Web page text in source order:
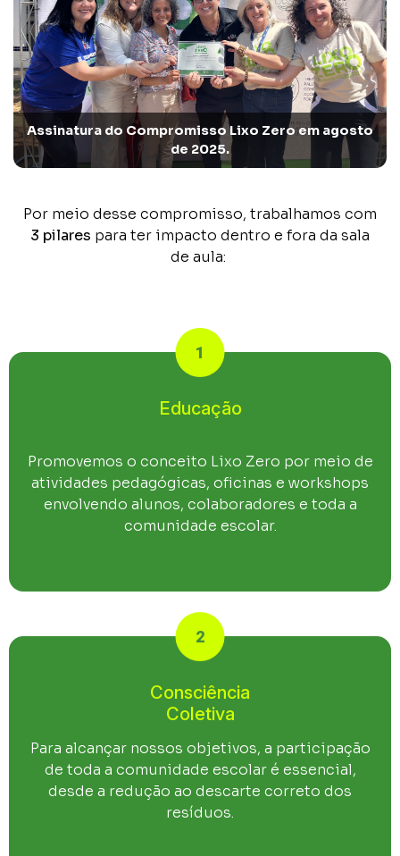
Assinatura do Compromisso Lixo Zero em agosto
de 2025.
Por meio desse compromisso, trabalhamos com
3 pilares para ter impacto dentro e fora da sala
de aula:
1
Educação
Promovemos o conceito Lixo Zero por meio de
atividades pedagógicas, oficinas e workshops
envolvendo alunos, colaboradores e toda a
comunidade escolar.
2
Consciência
Coletiva
Para alcançar nossos objetivos, a participação
de toda a comunidade escolar é essencial,
desde a redução ao descarte correto dos
resíduos.